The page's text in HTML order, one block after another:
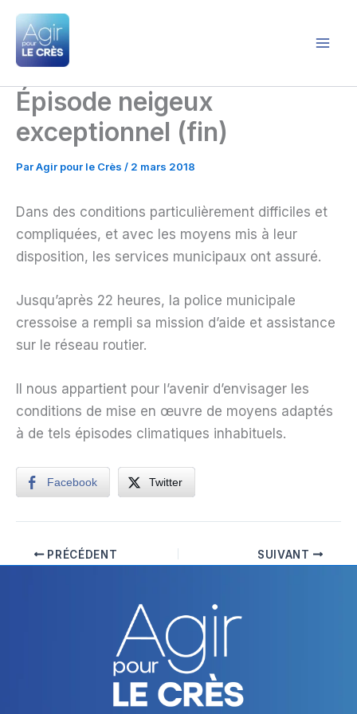
Aller
contenu
Épisode neigeux
exceptionnel (fin)
ParAgir pour le Crès / 2 mars 2018
Dans des conditions particulièrement difficiles et
compliquées, et avec les moyens mis à leur
disposition, les services municipaux ont assuré.
Jusqu’après 22 heures, la police municipale
cressoise a rempli sa mission d’aide et assistance
sur le réseau routier.
Il nous appartient pour l’avenir d’envisager les
conditions de mise en œuvre de moyens adaptés
à de tels épisodes climatiques inhabituels.
Facebook Twitter
PRÉCÉDENT SUIVANT